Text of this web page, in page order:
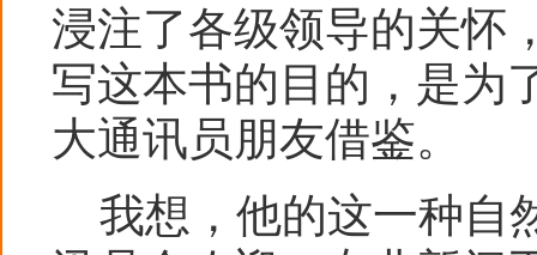
浸注了各级领导的关怀
写这本书的目的，是为
大通讯员朋友借鉴。
我想，他的这一种自